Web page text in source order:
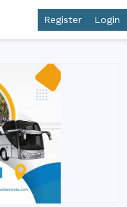
Register Login